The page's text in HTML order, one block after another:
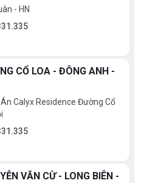
- HN
CỔ LOA - ĐÔNG ANH -
Calyx Residence Đường Cổ
VĂN CỪ - LONG BIÊN -